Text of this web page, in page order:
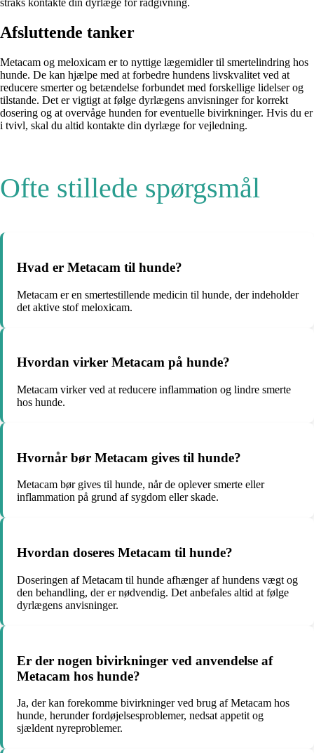
straks kontakte din dyrlæge for rådgivning.
Afsluttende tanker
Metacam og meloxicam er to nyttige lægemidler til smertelindring hos
hunde. De kan hjælpe med at forbedre hundens livskvalitet ved at
reducere smerter og betændelse forbundet med forskellige lidelser og
tilstande. Det er vigtigt at følge dyrlægens anvisninger for korrekt
dosering og at overvåge hunden for eventuelle bivirkninger. Hvis du er
i tvivl, skal du altid kontakte din dyrlæge for vejledning.
Ofte stillede spørgsmål
Hvad er Metacam til hunde?
Metacam er en smertestillende medicin til hunde, der indeholder
det aktive stof meloxicam.
Hvordan virker Metacam på hunde?
Metacam virker ved at reducere inflammation og lindre smerte
hos hunde.
Hvornår bør Metacam gives til hunde?
Metacam bør gives til hunde, når de oplever smerte eller
inflammation på grund af sygdom eller skade.
Hvordan doseres Metacam til hunde?
Doseringen af Metacam til hunde afhænger af hundens vægt og
den behandling, der er nødvendig. Det anbefales altid at følge
dyrlægens anvisninger.
Er der nogen bivirkninger ved anvendelse af
Metacam hos hunde?
Ja, der kan forekomme bivirkninger ved brug af Metacam hos
hunde, herunder fordøjelsesproblemer, nedsat appetit og
sjældent nyreproblemer.